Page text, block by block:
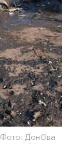
Фото: ДонОва